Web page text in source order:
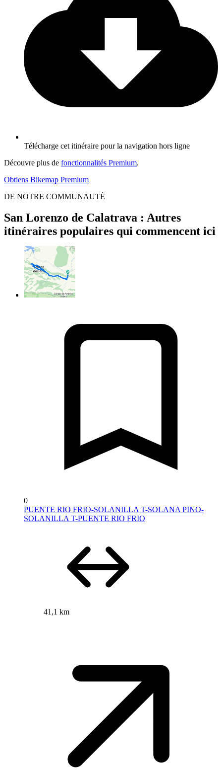
Télécharge cet itinéraire pour la navigation hors ligne
Découvre plus de fonctionnalités Premium.
Obtiens Bikemap Premium
DE NOTRE COMMUNAUTÉ
San Lorenzo de Calatrava : Autres
itinéraires populaires qui commencent ici
0
PUENTE RIO FRIO-SOLANILLA T-SOLANA PINO-
SOLANILLA T-PUENTE RIO FRIO
41,1 km